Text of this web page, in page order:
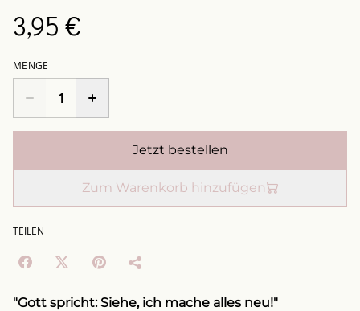
3,95 €
MENGE
Jetzt bestellen
Zum Warenkorb hinzufügen
TEILEN
"Gott spricht: Siehe, ich mache alles neu!"